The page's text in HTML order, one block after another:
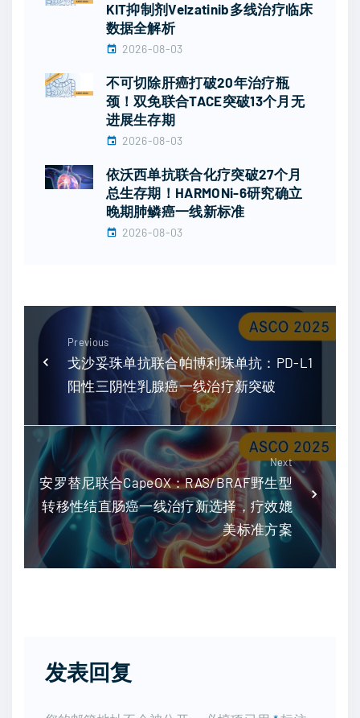
KIT抑制剂Velzatinib多线治疗临床
数据全解析
2026-08-03
不可切除肝癌打破20年治疗瓶
颈！双免联合TACE突破13个月无
进展生存期
2026-08-03
依沃西单抗联合化疗突破27个月
总生存期！HARMONi-6研究确立
晚期肺鳞癌一线新标准
2026-08-03
Previous
戈沙妥珠单抗联合帕博利珠单抗：PD-L1
阳性三阴性乳腺癌一线治疗新突破
Next
安罗替尼联合CapeOX：RAS/BRAF野生型
转移性结直肠癌一线治疗新选择，疗效媲
美标准方案
发表回复